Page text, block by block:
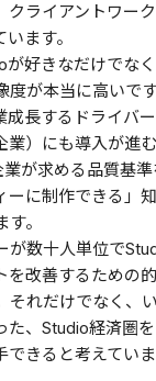
クライアントワー
ます。
が好きなだけでな
が本当に高いです
長するドライバ
業）にも導入が進
が求める品質基
ーに制作できる」
。
が数十人単位で
を改善するための
それだけでなく、
た、Studio経済圏
きると考えていま